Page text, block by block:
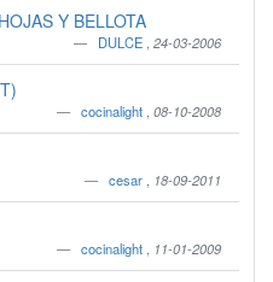
Y BELLOTA
DULCE 24-03-2006
cocinalight 08-10-2008
cesar 18-09-2011
cocinalight 11-01-2009